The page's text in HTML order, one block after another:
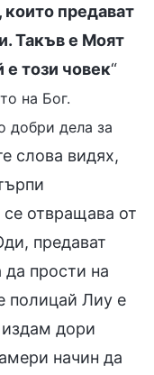
предават
Такъв е Моят
е този човек“
на Бог.
добри дела за
слова видях,
отвращава от
предават
да прости на
полицай Лиу е
издам дори
начин да